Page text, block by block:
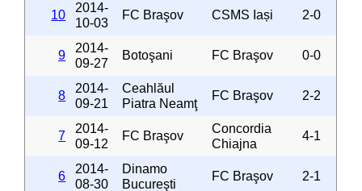
10
2014-
10-03
FC Braşov CSMS Iași 2-0
9
2014-
09-27
Botoşani FC Braşov 0-0
8
2014-
09-21
Ceahlăul
Piatra Neamţ
FC Braşov 2-2
7
2014-
09-12
FC Braşov
Concordia
Chiajna
4-1
6
2014-
08-30
Dinamo
Bucureşti
FC Braşov 2-1